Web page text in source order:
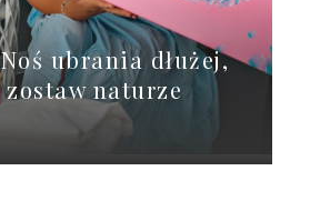
ubrania dłużej,
zostaw naturze